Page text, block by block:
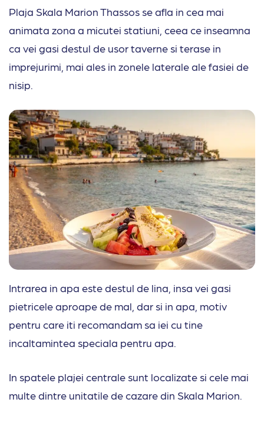
Plaja Skala Marion Thassos se afla in cea mai
animata zona a micutei statiuni, ceea ce inseamna
ca vei gasi destul de usor taverne si terase in
imprejurimi, mai ales in zonele laterale ale fasiei de
nisip.
Intrarea in apa este destul de lina, insa vei gasi
pietricele aproape de mal, dar si in apa, motiv
pentru care iti recomandam sa iei cu tine
incaltamintea speciala pentru apa.
In spatele plajei centrale sunt localizate si cele mai
multe dintre unitatile de cazare din Skala Marion.